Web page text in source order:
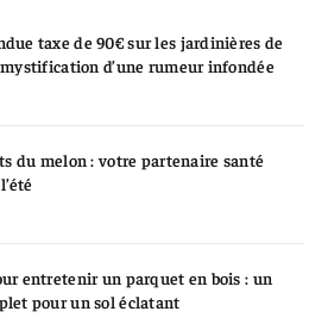
taxe de 90€ sur les jardinières de
d’une rumeur infondée
du melon : votre partenaire santé
entretenir un parquet en bois : un
pour un sol éclatant